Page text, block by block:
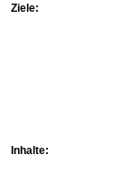
Ziele:
Inhalte: